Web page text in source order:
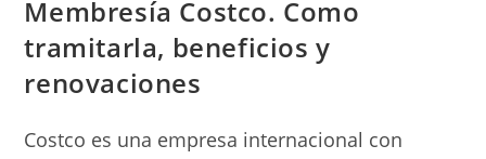
Membresía Costco. Como
tramitarla, beneficios y
renovaciones
Costco es una empresa internacional con